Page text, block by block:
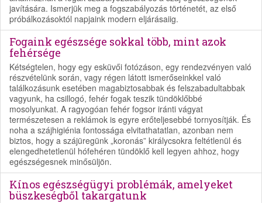
javítására. Ismerjük meg a fogszabályozás történetét, az első
próbálkozásoktól napjaink modern eljárásaiig.
Fogaink egészsége sokkal több, mint azok
fehérsége
Kétségtelen, hogy egy esküvői fotózáson, egy rendezvényen való
részvételünk során, vagy régen látott ismerőseinkkel való
találkozásunk esetében magabiztosabbak és felszabadultabbak
vagyunk, ha csillogó, fehér fogak teszik tündöklőbbé
mosolyunkat. A ragyogóan fehér fogsor iránti vágyat
természetesen a reklámok is egyre erőteljesebbé tornyosítják. És
noha a szájhigiénia fontossága elvitathatatlan, azonban nem
biztos, hogy a szájüregünk „koronás” királycsokra feltétlenül és
elengedhetetlenül hófehéren tündöklő kell legyen ahhoz, hogy
egészségesnek minősüljön.
Kínos egészségügyi problémák, amelyeket
büszkeségből takargatunk